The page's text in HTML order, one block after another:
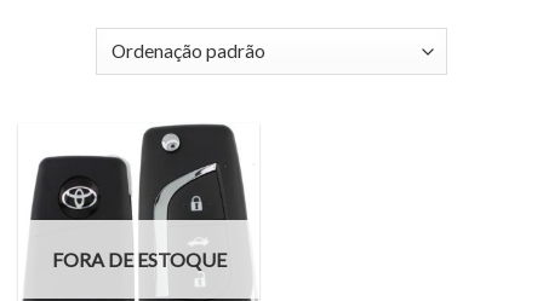
FORA DE ESTOQUE